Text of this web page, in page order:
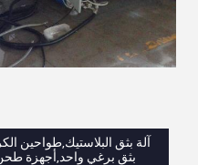
آلة بثق البلاستيك,طواحين
بثق برغي واحد,أجهزة طحن